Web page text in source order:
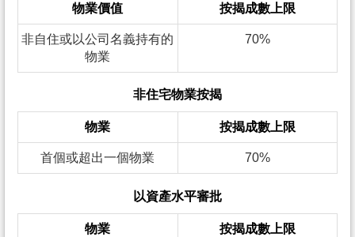
物業價值 按揭成數上限
非自住或以公司名義持有的
物業
70%
非住宅物業按揭
物業 按揭成數上限
首個或超出一個物業 70%
以資產水平審批
物業 按揭成數上限